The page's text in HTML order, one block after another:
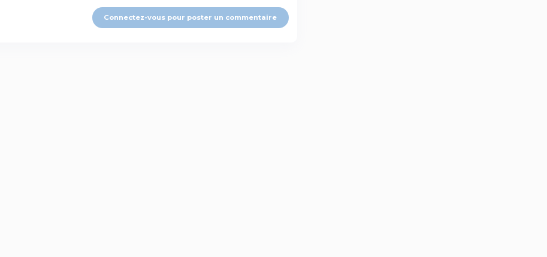
Connectez-vous pour poster un commentaire